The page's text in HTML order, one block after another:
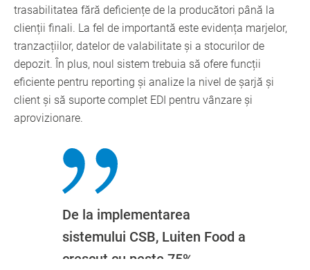
trasabilitatea fără deficiențe de la producători până la
clienții finali. La fel de importantă este evidența marjelor,
tranzacțiilor, datelor de valabilitate și a stocurilor de
depozit. În plus, noul sistem trebuia să ofere funcții
eficiente pentru reporting și analize la nivel de șarjă și
client și să suporte complet EDI pentru vânzare și
aprovizionare.
De la implementarea
sistemului CSB, Luiten Food a
crescut cu peste 75%.